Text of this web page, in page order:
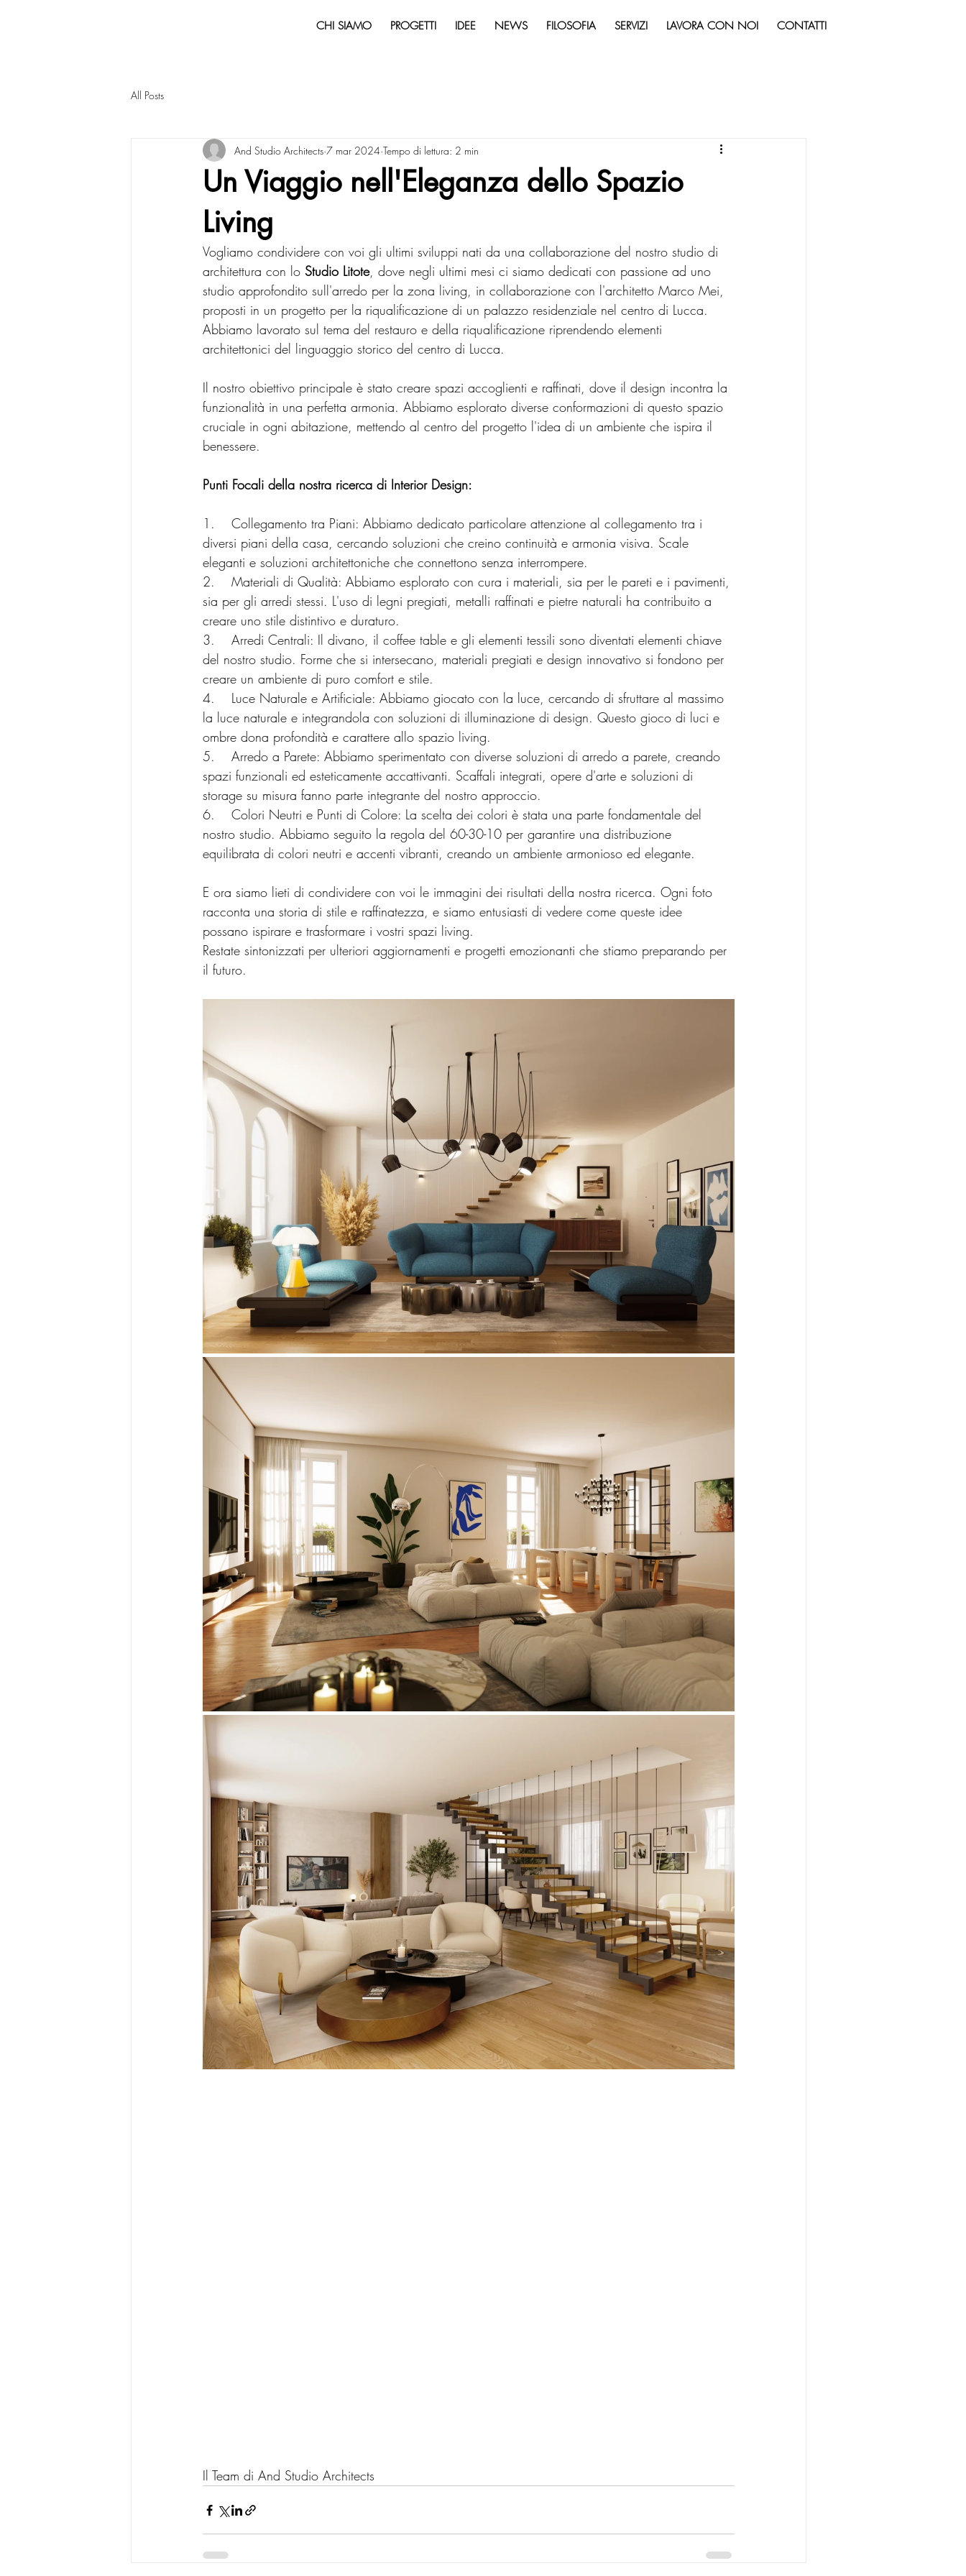
CHI SIAMO PROGETTI IDEE NEWS FILOSOFIA SERVIZI LAVORA CON NOI CONTATTI
All Posts
Un Viaggio nell'Eleganza dello Spazio
Living
And Studio Architects 7 mar 2024 Tempo di lettura: 2 min
Vogliamo condividere con voi gli ultimi sviluppi nati da una collaborazione del nostro studio di
architettura con lo Studio Litote, dove negli ultimi mesi ci siamo dedicati con passione ad uno
studio approfondito sull'arredo per la zona living, in collaborazione con l'architetto Marco Mei,
proposti in un progetto per la riqualificazione di un palazzo residenziale nel centro di Lucca.
Abbiamo lavorato sul tema del restauro e della riqualificazione riprendendo elementi
architettonici del linguaggio storico del centro di Lucca.
Il nostro obiettivo principale è stato creare spazi accoglienti e raffinati, dove il design incontra la
funzionalità in una perfetta armonia. Abbiamo esplorato diverse conformazioni di questo spazio
cruciale in ogni abitazione, mettendo al centro del progetto l'idea di un ambiente che ispira il
benessere.
Punti Focali della nostra ricerca di Interior Design:
1.	Collegamento tra Piani: Abbiamo dedicato particolare attenzione al collegamento tra i
diversi piani della casa, cercando soluzioni che creino continuità e armonia visiva. Scale
eleganti e soluzioni architettoniche che connettono senza interrompere.
2.	Materiali di Qualità: Abbiamo esplorato con cura i materiali, sia per le pareti e i pavimenti,
sia per gli arredi stessi. L'uso di legni pregiati, metalli raffinati e pietre naturali ha contribuito a
creare uno stile distintivo e duraturo.
3.	Arredi Centrali: Il divano, il coffee table e gli elementi tessili sono diventati elementi chiave
del nostro studio. Forme che si intersecano, materiali pregiati e design innovativo si fondono per
creare un ambiente di puro comfort e stile.
4.	Luce Naturale e Artificiale: Abbiamo giocato con la luce, cercando di sfruttare al massimo
la luce naturale e integrandola con soluzioni di illuminazione di design. Questo gioco di luci e
ombre dona profondità e carattere allo spazio living.
5.	Arredo a Parete: Abbiamo sperimentato con diverse soluzioni di arredo a parete, creando
spazi funzionali ed esteticamente accattivanti. Scaffali integrati, opere d'arte e soluzioni di
storage su misura fanno parte integrante del nostro approccio.
6.	Colori Neutri e Punti di Colore: La scelta dei colori è stata una parte fondamentale del
nostro studio. Abbiamo seguito la regola del 60-30-10 per garantire una distribuzione
equilibrata di colori neutri e accenti vibranti, creando un ambiente armonioso ed elegante.
E ora siamo lieti di condividere con voi le immagini dei risultati della nostra ricerca. Ogni foto
racconta una storia di stile e raffinatezza, e siamo entusiasti di vedere come queste idee
possano ispirare e trasformare i vostri spazi living.
Restate sintonizzati per ulteriori aggiornamenti e progetti emozionanti che stiamo preparando per
il futuro.
Il Team di And Studio Architects